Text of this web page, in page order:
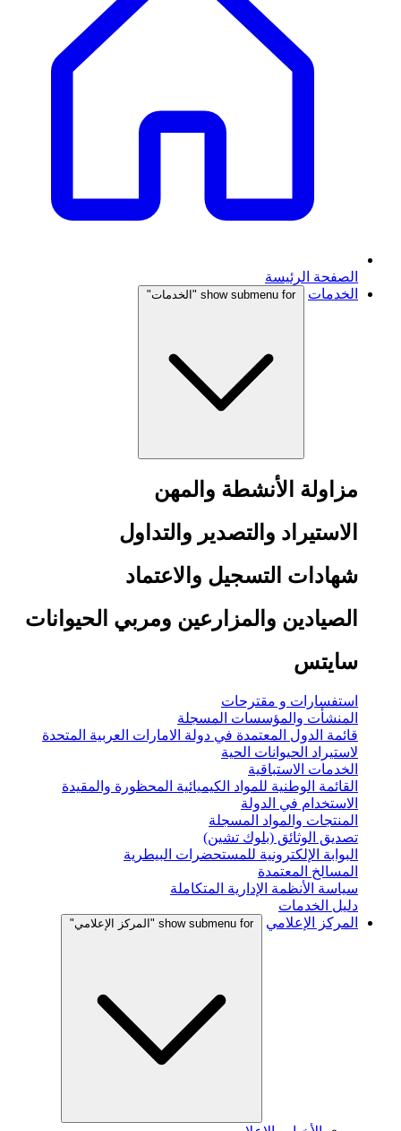
الصفحة الرئيسة
الخدمات
show submenu for "الخدمات"
مزاولة الأنشطة والمهن
الاستيراد والتصدير والتداول
شهادات التسجيل والاعتماد
الصيادين والمزارعين ومربي الحيوانات
سايتس
استفسارات و مقترحات
المنشأت والمؤسسات المسجلة
قائمة الدول المعتمدة في دولة الامارات العربية المتحدة
لاستيراد الحيوانات الحية
الخدمات الاستباقية
القائمة الوطنية للمواد الكيميائية المحظورة والمقيدة
الاستخدام في الدولة
المنتجات والمواد المسجلة
تصديق الوثائق (بلوك تشين)
البوابة الإلكترونية للمستحضرات البيطرية
المسالخ المعتمدة
سياسة الأنظمة الإدارية المتكاملة
دليل الخدمات
المركز الإعلامي
show submenu for "المركز الإعلامي"